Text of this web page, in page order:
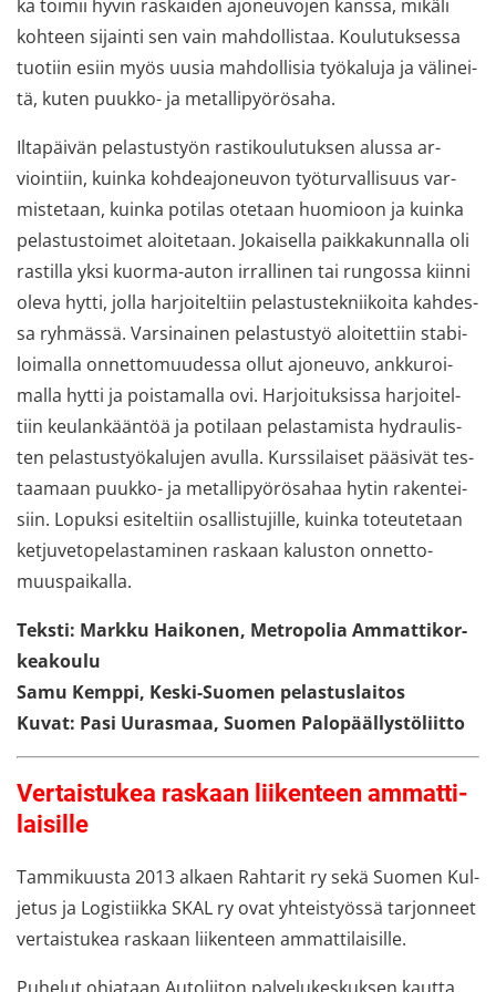
ka toi­mii hyvin ras­kai­den ajo­neu­vo­jen kans­sa, mi­kä­li
koh­teen si­jain­ti sen vain mah­dol­lis­taa. Kou­lu­tuk­ses­sa
tuo­tiin esiin myös uusia mah­dol­li­sia työ­ka­lu­ja ja vä­li­nei­
tä, kuten puukko-​ ja me­tal­li­pyö­rö­sa­ha.
Il­ta­päi­vän pe­las­tus­työn ras­ti­kou­lu­tuk­sen alus­sa ar­
vioin­tiin, kuin­ka koh­dea­jo­neu­von työ­tur­val­li­suus var­
mis­te­taan, kuin­ka po­ti­las ote­taan huo­mioon ja kuin­ka
pe­las­tus­toi­met aloi­te­taan. Jo­kai­sel­la paik­ka­kun­nal­la oli
ras­til­la yksi kuorma-​auton ir­ral­li­nen tai run­gos­sa kiin­ni
oleva hytti, jolla har­joi­tel­tiin pe­las­tus­tek­nii­koi­ta kah­des­
sa ryh­mäs­sä. Var­si­nai­nen pe­las­tus­työ aloi­tet­tiin sta­bi­
loi­mal­la on­net­to­muu­des­sa ollut ajo­neu­vo, ank­ku­roi­
mal­la hytti ja pois­ta­mal­la ovi. Har­joi­tuk­sis­sa har­joi­tel­
tiin keu­lan­kään­töä ja po­ti­laan pe­las­ta­mis­ta hy­drau­lis­
ten pe­las­tus­työ­ka­lu­jen avul­la. Kurs­si­lai­set pää­si­vät tes­
taa­maan puukko-​ ja me­tal­li­pyö­rö­sa­haa hytin ra­ken­tei­
siin. Lo­puk­si esi­tel­tiin osal­lis­tu­jil­le, kuin­ka to­teu­te­taan
ket­ju­ve­to­pe­las­ta­mi­nen ras­kaan ka­lus­ton on­net­to­
muus­pai­kal­la.
Teks­ti: Mark­ku Hai­ko­nen, Met­ro­po­lia Am­mat­ti­kor­
kea­kou­lu
Samu Kemp­pi, Keski-​Suomen pe­las­tus­lai­tos
Kuvat: Pasi Uu­ras­maa, Suo­men Pa­lo­pääl­lys­tö­liit­to
Ver­tais­tu­kea ras­kaan lii­ken­teen am­mat­ti­
lai­sil­le
Tam­mi­kuus­ta 2013 al­kaen Rah­ta­rit ry sekä Suo­men Kul­
je­tus ja Lo­gis­tiik­ka SKAL ry ovat yh­teis­työs­sä tar­jon­neet
ver­tais­tu­kea ras­kaan lii­ken­teen am­mat­ti­lai­sil­le.
Pu­he­lut oh­ja­taan Au­to­lii­ton pal­ve­lu­kes­kuk­sen kaut­ta